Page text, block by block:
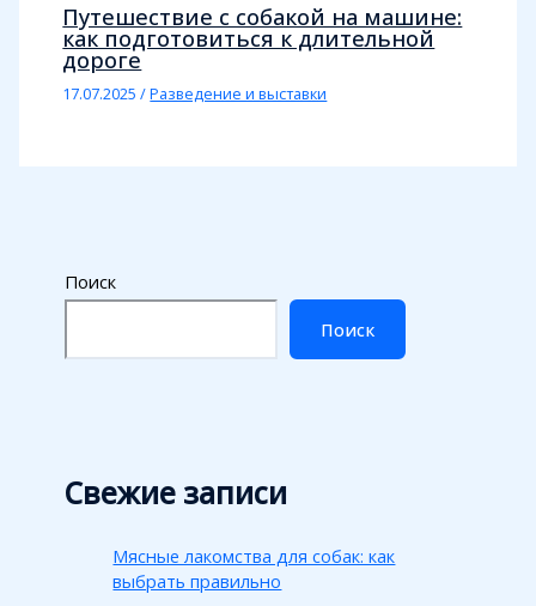
Путешествие с собакой на машине:
как подготовиться к длительной
дороге
17.07.2025/Разведение и выставки
Поиск
Поиск
Свежие записи
Мясные лакомства для собак: как
выбрать правильно